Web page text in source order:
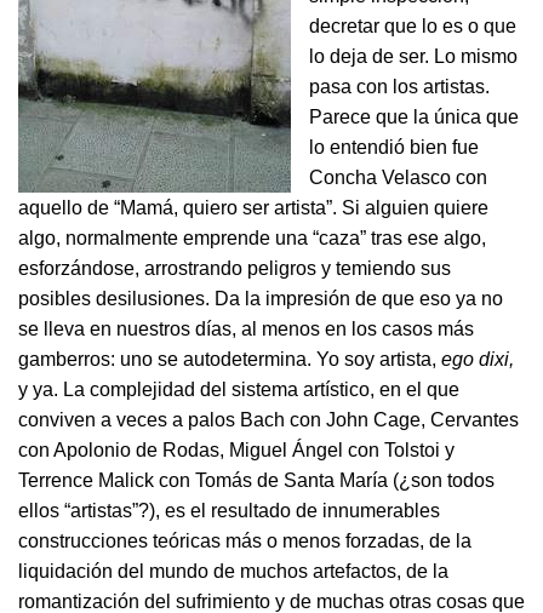
decretar que lo es o que
lo deja de ser. Lo mismo
pasa con los artistas.
Parece que la única que
lo entendió bien fue
Concha Velasco con
aquello de “Mamá, quiero ser artista”. Si alguien quiere
algo, normalmente emprende una “caza” tras ese algo,
esforzándose, arrostrando peligros y temiendo sus
posibles desilusiones. Da la impresión de que eso ya no
se lleva en nuestros días, al menos en los casos más
gamberros: uno se autodetermina. Yo soy artista, ego dixi,
y ya. La complejidad del sistema artístico, en el que
conviven a veces a palos Bach con John Cage, Cervantes
con Apolonio de Rodas, Miguel Ángel con Tolstoi y
Terrence Malick con Tomás de Santa María (¿son todos
ellos “artistas”?), es el resultado de innumerables
construcciones teóricas más o menos forzadas, de la
liquidación del mundo de muchos artefactos, de la
romantización del sufrimiento y de muchas otras cosas que